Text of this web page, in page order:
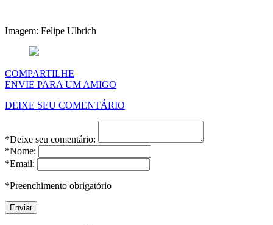
Imagem: Felipe Ulbrich
COMPARTILHE
ENVIE PARA UM AMIGO
DEIXE SEU COMENTÁRIO
*Deixe seu comentário:
*Nome:
*Email:
*Preenchimento obrigatório